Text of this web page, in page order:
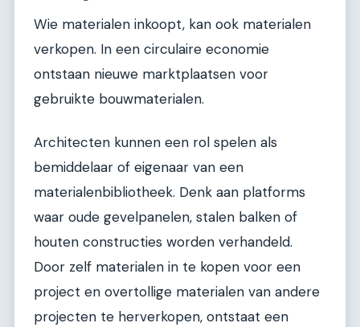
Wie materialen inkoopt, kan ook materialen
verkopen. In een circulaire economie
ontstaan nieuwe marktplaatsen voor
gebruikte bouwmaterialen.
Architecten kunnen een rol spelen als
bemiddelaar of eigenaar van een
materialenbibliotheek. Denk aan platforms
waar oude gevelpanelen, stalen balken of
houten constructies worden verhandeld.
Door zelf materialen in te kopen voor een
project en overtollige materialen van andere
projecten te herverkopen, ontstaat een